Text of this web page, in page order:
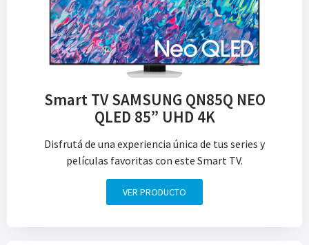
Smart TV SAMSUNG QN85Q NEO
QLED 85” UHD 4K
Disfrutá de una experiencia única de tus series y
películas favoritas con este Smart TV.
VER PRODUCTO